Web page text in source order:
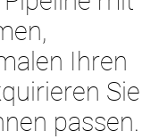
Ihren
Sie
passen.